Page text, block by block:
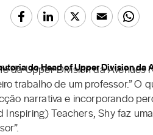
da Upper Division da
trabalho de um professor.”
narrativa e incorporando
Teachers, Shy faz